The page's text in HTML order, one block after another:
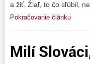
a žiť. Žiaľ, to čo sľúbil,
Pokračovanie článku
Milí